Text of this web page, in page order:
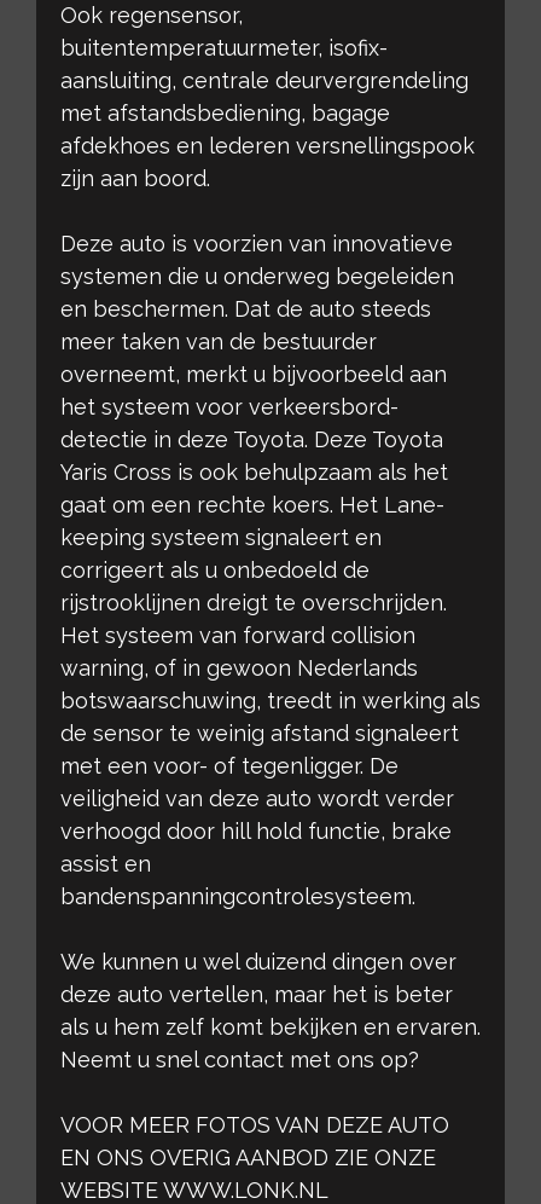
Ook regensensor,
buitentemperatuurmeter, isofix-
aansluiting, centrale deurvergrendeling
met afstandsbediening, bagage
afdekhoes en lederen versnellingspook
zijn aan boord.
Deze auto is voorzien van innovatieve
systemen die u onderweg begeleiden
en beschermen. Dat de auto steeds
meer taken van de bestuurder
overneemt, merkt u bijvoorbeeld aan
het systeem voor verkeersbord-
detectie in deze Toyota. Deze Toyota
Yaris Cross is ook behulpzaam als het
gaat om een rechte koers. Het Lane-
keeping systeem signaleert en
corrigeert als u onbedoeld de
rijstrooklijnen dreigt te overschrijden.
Het systeem van forward collision
warning, of in gewoon Nederlands
botswaarschuwing, treedt in werking als
de sensor te weinig afstand signaleert
met een voor- of tegenligger. De
veiligheid van deze auto wordt verder
verhoogd door hill hold functie, brake
assist en
bandenspanningcontrolesysteem.
We kunnen u wel duizend dingen over
deze auto vertellen, maar het is beter
als u hem zelf komt bekijken en ervaren.
Neemt u snel contact met ons op?
VOOR MEER FOTOS VAN DEZE AUTO
EN ONS OVERIG AANBOD ZIE ONZE
WEBSITE WWW.LONK.NL